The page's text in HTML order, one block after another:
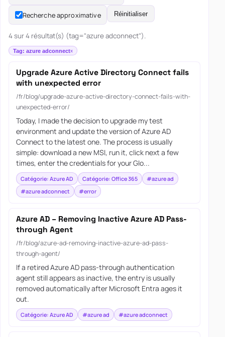
Recherche approximative Réinitialiser
4 sur 4 résultat(s) (tag="azure adconnect").
Tag: azure adconnect
Upgrade Azure Active Directory Connect fails
with unexpected error
/fr/blog/upgrade-azure-active-directory-connect-fails-with-
unexpected-error/
Today, I made the decision to upgrade my test
environment and update the version of Azure AD
Connect to the latest one. The process is usually
simple: download a new MSI, run it, click next a few
times, enter the credentials for your Glo...
Catégorie: Azure AD Catégorie: Office 365
#azure ad
#azure adconnect
#error
Azure AD – Removing Inactive Azure AD Pass-
through Agent
/fr/blog/azure-ad-removing-inactive-azure-ad-pass-
through-agent/
If a retired Azure AD pass-through authentication
agent still appears as inactive, the entry is usually
removed automatically after Microsoft Entra ages it
out.
Catégorie: Azure AD #azure ad #azure adconnect